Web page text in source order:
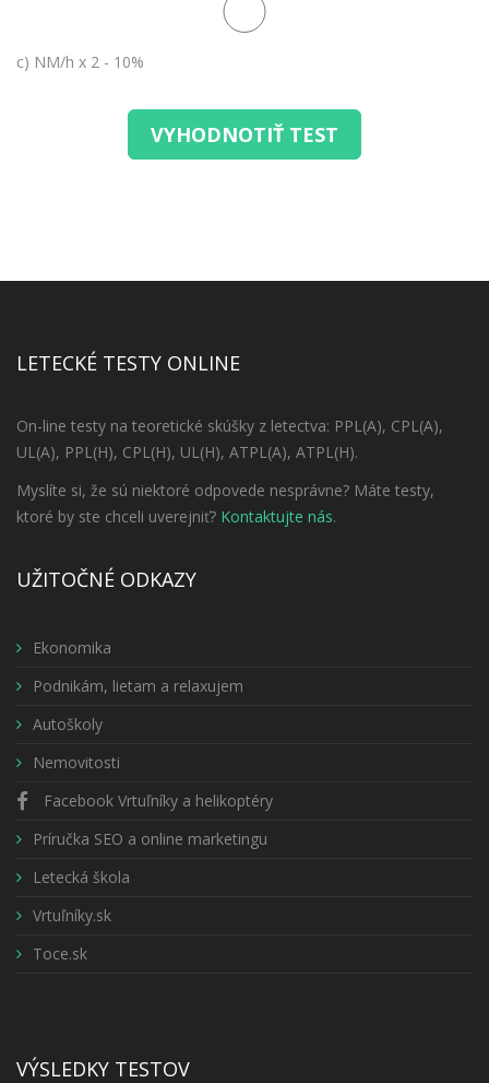
c) NM/h x 2 - 10%
VYHODNOTIŤ TEST
LETECKÉ TESTY ONLINE
On-line testy na teoretické skúšky z letectva: PPL(A), CPL(A),
UL(A), PPL(H), CPL(H), UL(H), ATPL(A), ATPL(H).
Myslíte si, že sú niektoré odpovede nesprávne? Máte testy,
ktoré by ste chceli uverejniť? Kontaktujte nás.
UŽITOČNÉ ODKAZY
Ekonomika
Podnikám, lietam a relaxujem
Autoškoly
Nemovitosti
Facebook Vrtuľníky a helikoptéry
Príručka SEO a online marketingu
Letecká škola
Vrtuľníky.sk
Toce.sk
VÝSLEDKY TESTOV